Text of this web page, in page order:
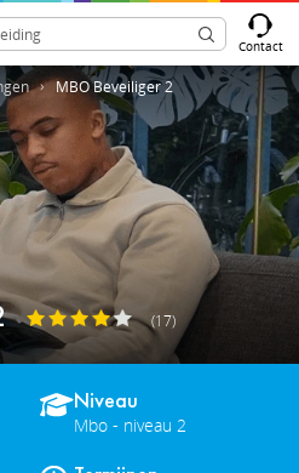
Contact
MBO Beveiliger 2
(17)
Niveau
Mbo - niveau 2